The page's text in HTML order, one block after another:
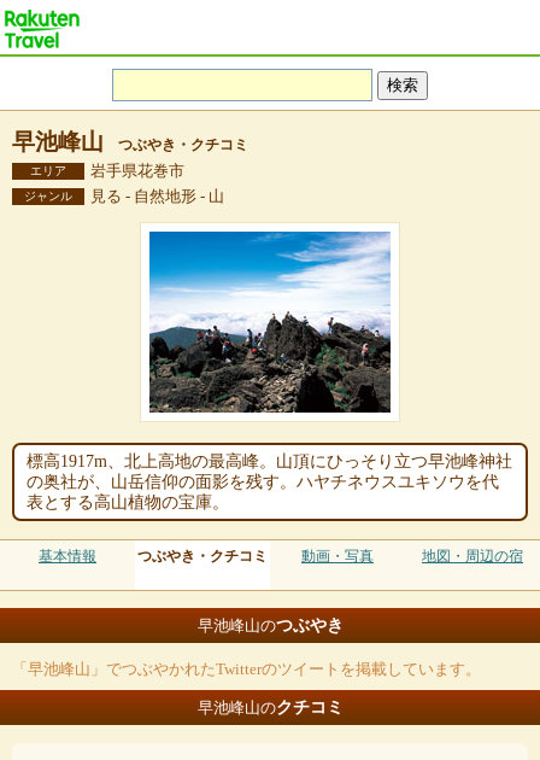
早池峰山 つぶやき・クチコミ
エリア 岩手県花巻市
ジャンル 見る - 自然地形 - 山
標高1917m、北上高地の最高峰。山頂にひっそり立つ早池峰神社
の奥社が、山岳信仰の面影を残す。ハヤチネウスユキソウを代
表とする高山植物の宝庫。
基本情報 つぶやき・クチコミ 動画・写真 地図・周辺の宿
早池峰山のつぶやき
「早池峰山」でつぶやかれたTwitterのツイートを掲載しています。
早池峰山のクチコミ